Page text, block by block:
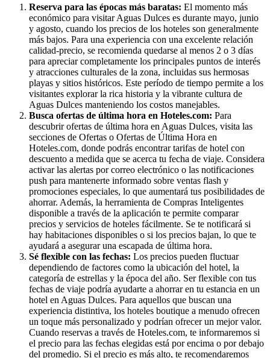
Reserva para las épocas más baratas: El momento más
económico para visitar Aguas Dulces es durante mayo, junio
y agosto, cuando los precios de los hoteles son generalmente
más bajos. Para una experiencia con una excelente relación
calidad-precio, se recomienda quedarse al menos 2 o 3 días
para apreciar completamente los principales puntos de interés
y atracciones culturales de la zona, incluidas sus hermosas
playas y sitios históricos. Este período de tiempo permite a los
visitantes explorar la rica historia y la vibrante cultura de
Aguas Dulces manteniendo los costos manejables.
Busca ofertas de última hora en Hoteles.com: Para
descubrir ofertas de última hora en Aguas Dulces, visita las
secciones de Ofertas o Ofertas de Última Hora en
Hoteles.com, donde podrás encontrar tarifas de hotel con
descuento a medida que se acerca tu fecha de viaje. Considera
activar las alertas por correo electrónico o las notificaciones
push para mantenerte informado sobre ventas flash y
promociones especiales, lo que aumentará tus posibilidades de
ahorrar. Además, la herramienta de Compras Inteligentes
disponible a través de la aplicación te permite comparar
precios y servicios de hoteles fácilmente. Se te notificará si
hay habitaciones disponibles o si los precios bajan, lo que te
ayudará a asegurar una escapada de última hora.
Sé flexible con las fechas: Los precios pueden fluctuar
dependiendo de factores como la ubicación del hotel, la
categoría de estrellas y la época del año. Ser flexible con tus
fechas de viaje podría ayudarte a ahorrar en tu estancia en un
hotel en Aguas Dulces. Para aquellos que buscan una
experiencia distintiva, los hoteles boutique a menudo ofrecen
un toque más personalizado y podrían ofrecer un mejor valor.
Cuando reservas a través de Hoteles.com, te informaremos si
el precio para las fechas elegidas está por encima o por debajo
del promedio. Si el precio es más alto, te recomendaremos